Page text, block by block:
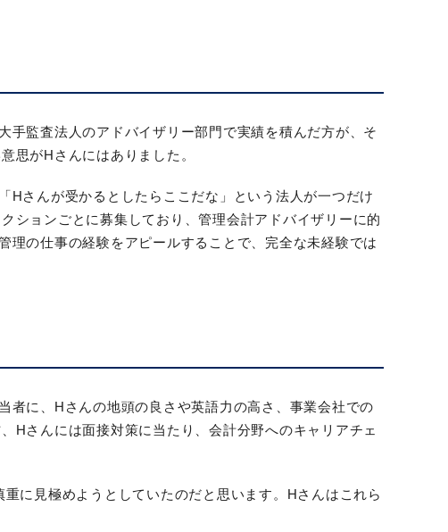
監査法人のアドバイザリー部門で実績を積んだ方が、そ
思がHさんにはありました。
Hさんが受かるとしたらここだな」という法人が一つだけ
ションごとに募集しており、管理会計アドバイザリーに的
理の仕事の経験をアピールすることで、完全な未経験では
者に、Hさんの地頭の良さや英語力の高さ、事業会社での
Hさんには面接対策に当たり、会計分野へのキャリアチェ
に見極めようとしていたのだと思います。Hさんはこれら